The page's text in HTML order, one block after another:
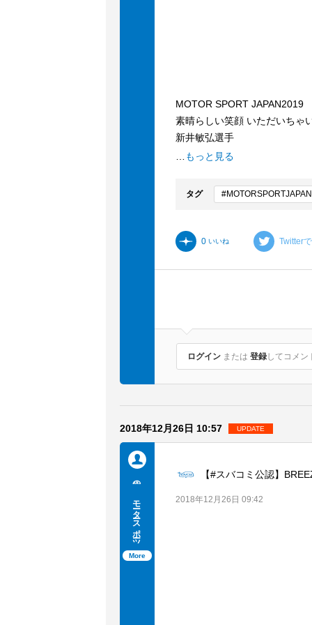
MOTOR SPORT JAPAN2019
素晴らしい笑顔 いただいちゃ
新井敏弘選手
山内英輝選手
by motoprin
もっと見る
タグ
0 いいね Twitter
ログイン または 登録 してコメン
2018年12月26日 10:57 UPDATE
【#スバコミ公認】
2018年12月26日 09:42
他の人
モータースポーツ観戦・応援
More